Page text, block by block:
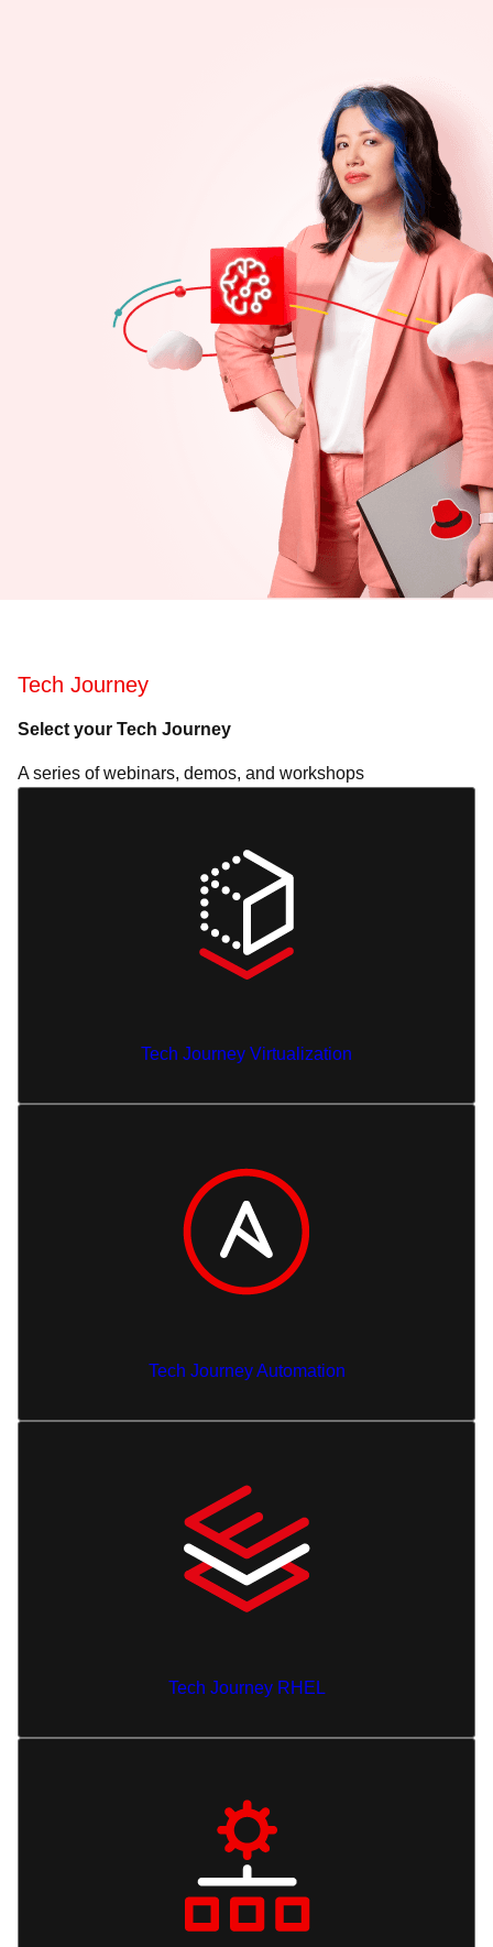
Tech Journey
Select your Tech Journey
A series of webinars, demos, and workshops
Tech Journey Virtualization
Tech Journey Automation
Tech Journey RHEL